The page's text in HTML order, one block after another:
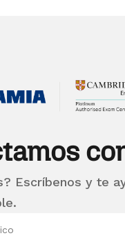
Escríbenos y te